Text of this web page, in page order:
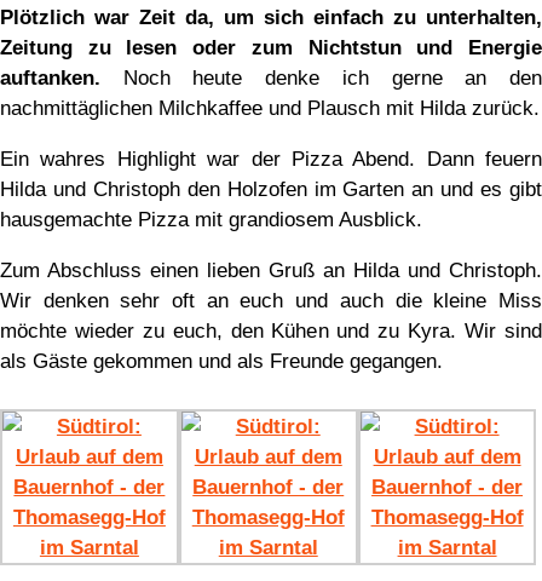
Plötzlich war Zeit da, um sich einfach zu unterhalten,
Zeitung zu lesen oder zum Nichtstun und Energie
auftanken. Noch heute denke ich gerne an den
nachmittäglichen Milchkaffee und Plausch mit Hilda zurück.
Ein wahres Highlight war der Pizza Abend. Dann feuern
Hilda und Christoph den Holzofen im Garten an und es gibt
hausgemachte Pizza mit grandiosem Ausblick.
Zum Abschluss einen lieben Gruß an Hilda und Christoph.
Wir denken sehr oft an euch und auch die kleine Miss
möchte wieder zu euch, den Kühen und zu Kyra. Wir sind
als Gäste gekommen und als Freunde gegangen.